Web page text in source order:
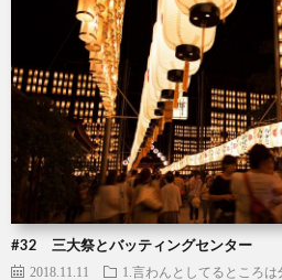
#32 三大祭とバッティングセンター
2018.11.11 1.言わんとしてるところは